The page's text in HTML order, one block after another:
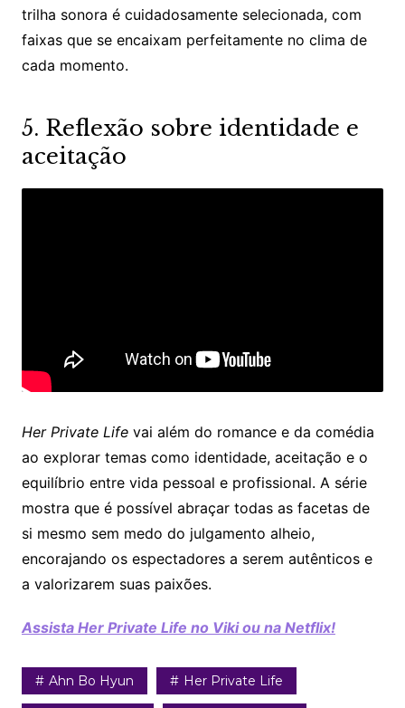
trilha sonora é cuidadosamente selecionada, com
faixas que se encaixam perfeitamente no clima de
cada momento.​
5. Reflexão sobre identidade e
aceitação
Her Private Lifevai além do romance e da comédia
ao explorar temas como identidade, aceitação e o
equilíbrio entre vida pessoal e profissional. A série
mostra que é possível abraçar todas as facetas de
si mesmo sem medo do julgamento alheio,
encorajando os espectadores a serem autênticos e
a valorizarem suas paixões.
Assista Her Private Life no Viki ou na Netflix!
Ahn Bo Hyun Her Private Life